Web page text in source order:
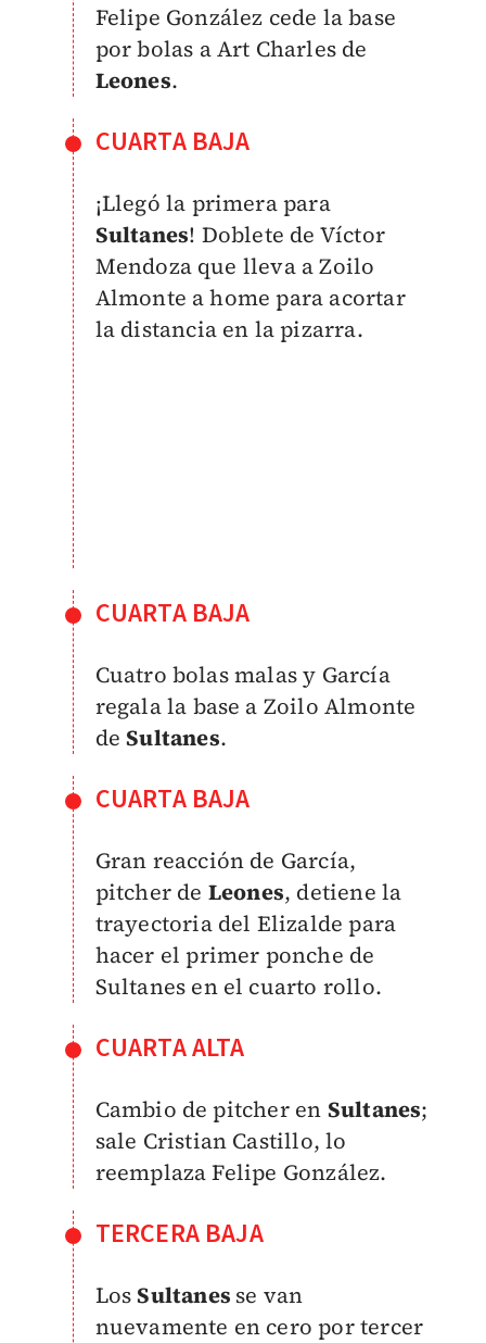
Felipe González cede la base
por bolas a Art Charles de
Leones.
CUARTA BAJA
¡Llegó la primera para
Sultanes! Doblete de Víctor
Mendoza que lleva a Zoilo
Almonte a home para acortar
la distancia en la pizarra.
CUARTA BAJA
Cuatro bolas malas y García
regala la base a Zoilo Almonte
deSultanes.
CUARTA BAJA
Gran reacción de García,
pitcher de Leones, detiene la
trayectoria del Elizalde para
hacer el primer ponche de
Sultanes en el cuarto rollo.
CUARTA ALTA
Cambio de pitcher en Sultanes;
sale Cristian Castillo, lo
reemplaza Felipe González.
TERCERA BAJA
LosSultanes se van
nuevamente en cero por tercer